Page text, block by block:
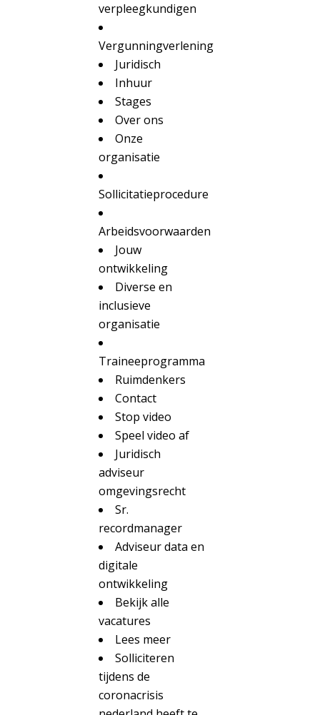
verpleegkundigen
Vergunningverlening
Juridisch
Inhuur
Stages
Over ons
Onze
organisatie
Sollicitatieprocedure
Arbeidsvoorwaarden
Jouw
ontwikkeling
Diverse en
inclusieve
organisatie
Traineeprogramma
Ruimdenkers
Contact
Stop video
Speel video af
Juridisch
adviseur
omgevingsrecht
Sr.
recordmanager
Adviseur data en
digitale
ontwikkeling
Bekijk alle
vacatures
Lees meer
Solliciteren
tijdens de
coronacrisis